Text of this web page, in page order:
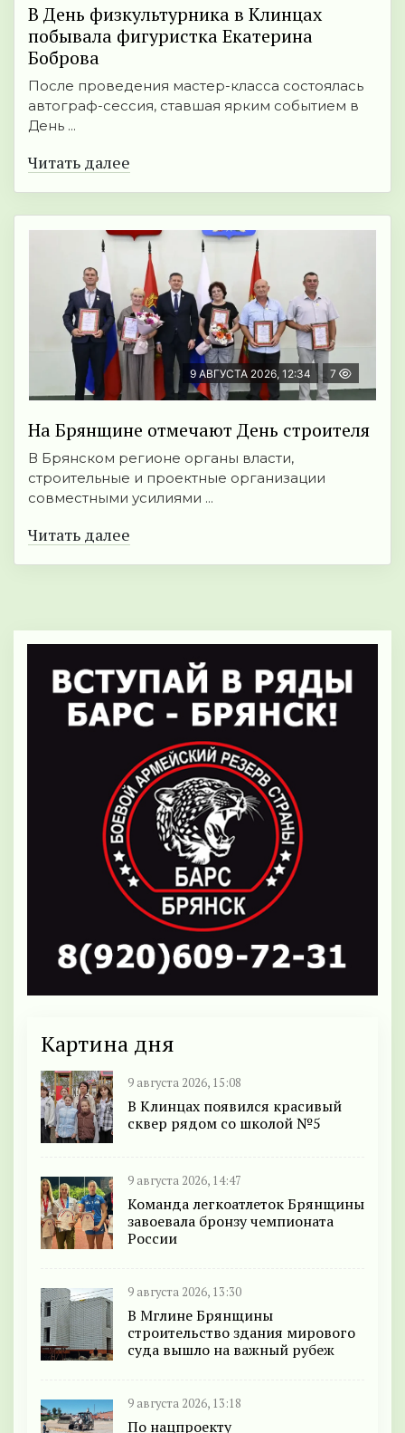
В День физкультурника в Клинцах
побывала фигуристка Екатерина
Боброва
После проведения мастер-класса состоялась
автограф-сессия, ставшая ярким событием в
День ...
Читать далее
9 АВГУСТА 2026, 12:34 7
На Брянщине отмечают День строителя
В Брянском регионе органы власти,
строительные и проектные организации
совместными усилиями ...
Читать далее
Картина дня
9 августа 2026, 15:08
В Клинцах появился красивый
сквер рядом со школой №5
9 августа 2026, 14:47
Команда легкоатлеток Брянщины
завоевала бронзу чемпионата
России
9 августа 2026, 13:30
В Мглине Брянщины
строительство здания мирового
суда вышло на важный рубеж
9 августа 2026, 13:18
По нацпроекту